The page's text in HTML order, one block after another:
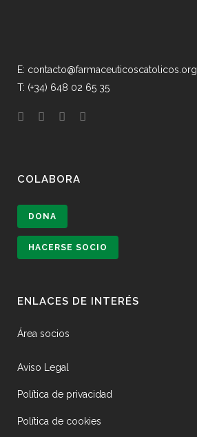
E: contacto@farmaceuticoscatolicos.org
T: (+34) 648 02 65 35
COLABORA
DONA
HACERSE SOCIO
ENLACES DE INTERÉS
Área socios
Aviso Legal
Política de privacidad
Política de cookies